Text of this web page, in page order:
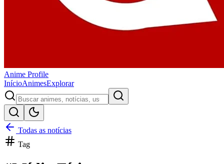
Anime Profile
InícioAnimesExplorar
Todas as notícias
Tag